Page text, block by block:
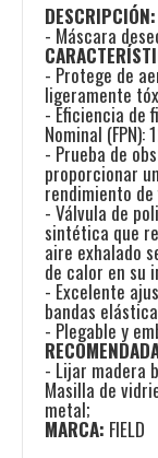
DESCRIPCIÓN:
- Máscara
- Protege de
ligeramente
- Eficiencia de
Nominal (FPN):
- Prueba de
proporcionar
rendimiento
- Válvula de
sintética que
aire exhalado
de calor en su
- Excelente
bandas
- Plegable y
- Lijar madera
Masilla de
metal;
MARCA: FIELD